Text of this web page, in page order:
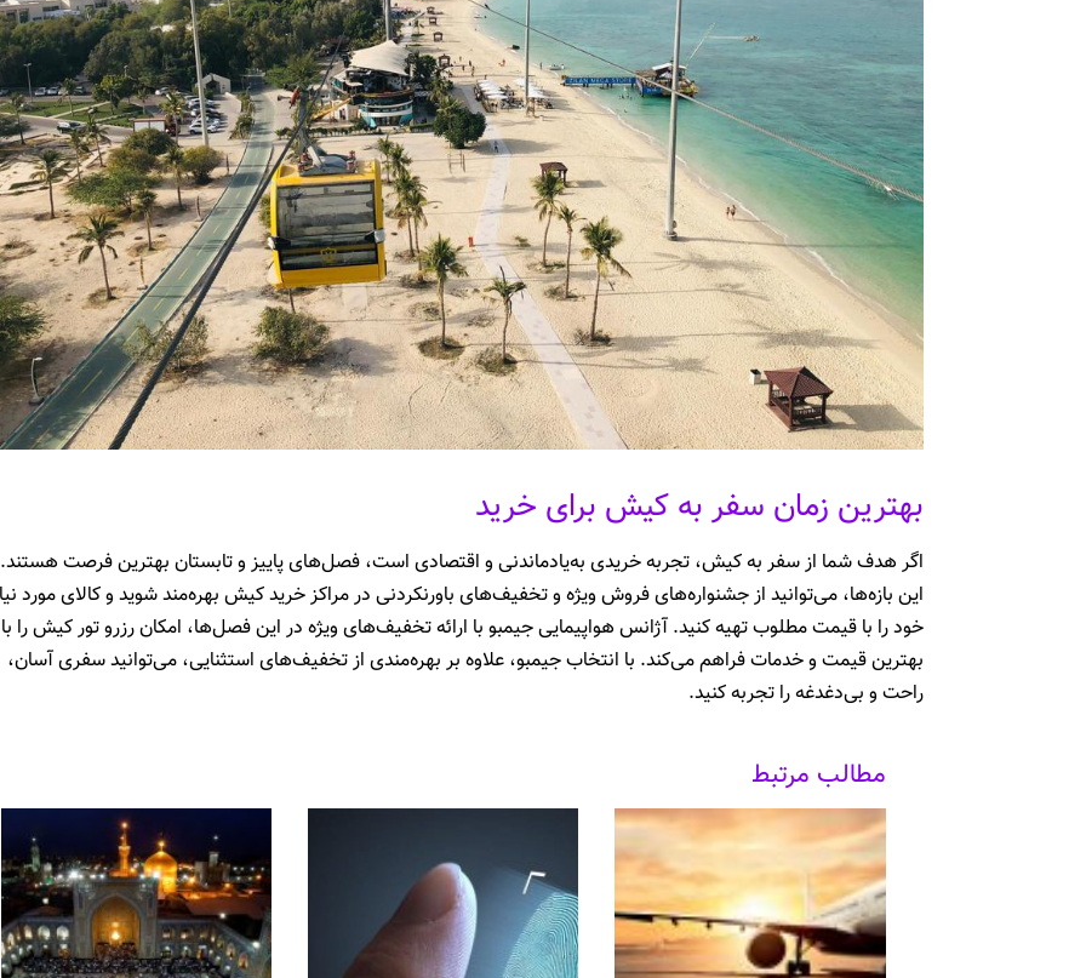
بهترین زمان سفر به کیش برای خرید
اگر هدف شما از سفر به کیش، تجربه خریدی به‌یادماندنی و اقتصادی است، فصل‌های پاییز و تابستان بهترین فرصت
این بازه‌ها، می‌توانید از جشنواره‌های فروش ویژه و تخفیف‌های باورنکردنی در مراکز خرید کیش بهره‌مند شوید و کالای مورد
خود را با قیمت مطلوب تهیه کنید. آژانس هواپیمایی جیمبو با ارائه تخفیف‌های ویژه در این فصل‌ها، امکان رزرو تور کیش را با
بهترین قیمت و خدمات فراهم می‌کند. با انتخاب جیمبو، علاوه بر بهره‌مندی از تخفیف‌های استثنایی، می‌توانید سفری آسان،
راحت و بی‌دغدغه را تجربه کنید.
مطالب مرتبط